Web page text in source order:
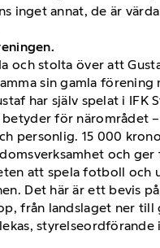
inget annat, de är
och stolta över att
sin gamla förening
har själv spelat i IFK
för närområdet
personlig. 15 000
och ger
att spela fotboll och
Det här är ett bevis
från landslaget ner till
styrelseordförande